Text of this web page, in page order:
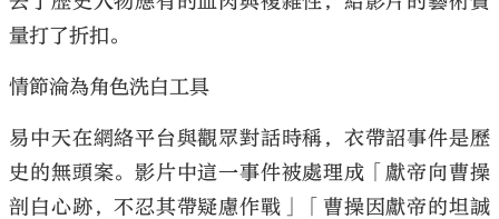
量打了折扣。
情節淪為角色洗白工具
易中天在網絡平台與觀眾對話時稱，衣帶詔事件是歷
史的無頭案。影片中這一事件被處理成「獻帝向曹操
剖白心跡，不忍其帶疑慮作戰」「曹操因獻帝的坦誠